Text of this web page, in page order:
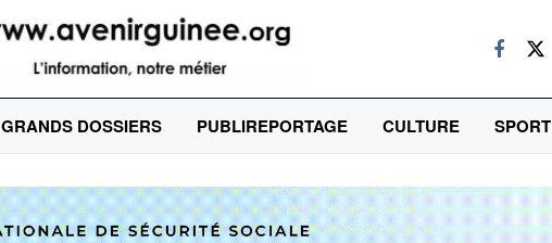
GRANDS DOSSIERS PUBLIREPORTAGE CULTURE SPORT